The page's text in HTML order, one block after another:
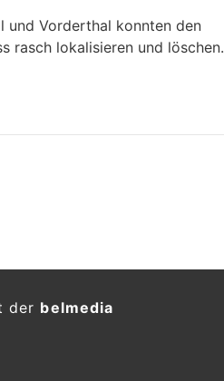
und Vorderthal konnten den
rasch lokalisieren und löschen.
der belmedia